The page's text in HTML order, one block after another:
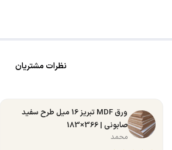
نظرات مشتریان
ورق MDF تبریز 16 میل طرح سفید
صابونی | 366×183
محمد